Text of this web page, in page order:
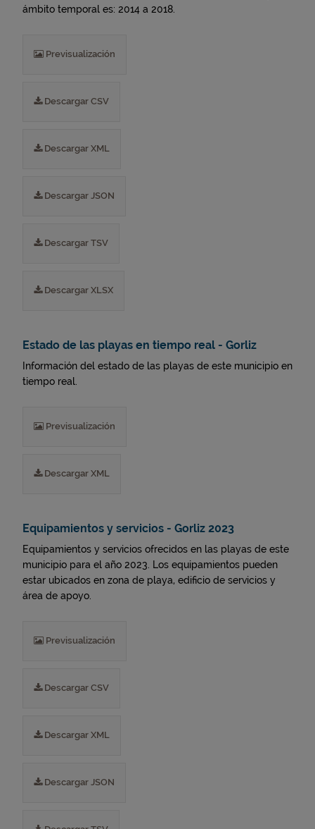
ámbito temporal es: 2014 a 2018.
Previsualización
Descargar CSV
Descargar XML
Descargar JSON
Descargar TSV
Descargar XLSX
Estado de las playas en tiempo real - Gorliz
Información del estado de las playas de este municipio en
tiempo real.
Previsualización
Descargar XML
Equipamientos y servicios - Gorliz 2023
Equipamientos y servicios ofrecidos en las playas de este
municipio para el año 2023. Los equipamientos pueden
estar ubicados en zona de playa, edificio de servicios y
área de apoyo.
Previsualización
Descargar CSV
Descargar XML
Descargar JSON